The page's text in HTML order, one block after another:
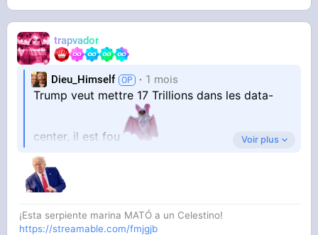
trapvador
Dieu_Himself 1 mois
Trump veut mettre 17 Trillions dans les data-
center, il est fou
17 000 Milliards.
Voir plus
¡Esta serpiente marina MATÓ a un Celestino!
https://streamable.com/fmjgjb